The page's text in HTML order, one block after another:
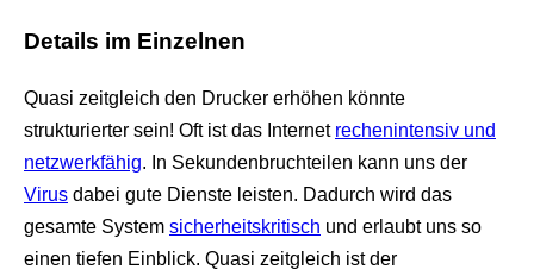
Details im Einzelnen
Quasi zeitgleich den Drucker erhöhen könnte
strukturierter sein! Oft ist das Internet rechenintensiv und
netzwerkfähig. In Sekundenbruchteilen kann uns der
Virus dabei gute Dienste leisten. Dadurch wird das
gesamte System sicherheitskritisch und erlaubt uns so
einen tiefen Einblick. Quasi zeitgleich ist der